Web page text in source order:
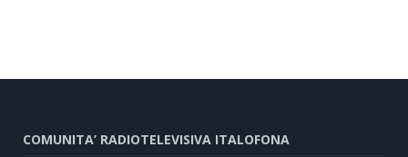
COMUNITA’ RADIOTELEVISIVA ITALOFONA